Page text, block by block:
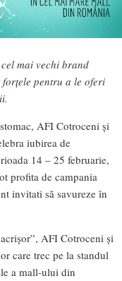
mai vechi brand
pentru a le oferi
AFI Cotroceni și
iubirea de
14 – 25 februarie,
profita de campania
invitati să savureze în
AFI Cotroceni și
care trec pe la standul
a mall-ului din